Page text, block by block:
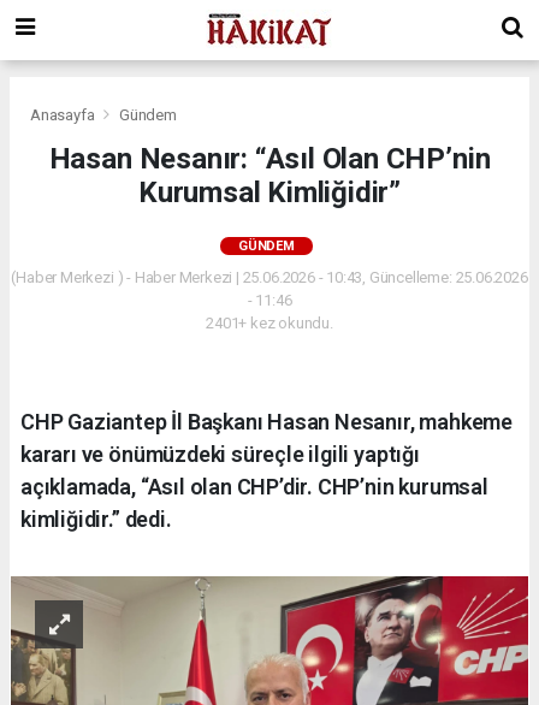
Anasayfa Gündem
Hasan Nesanır: “Asıl Olan CHP’nin
Kurumsal Kimliğidir”
GÜNDEM
(Haber Merkezi ) - Haber Merkezi | 25.06.2026 - 10:43, Güncelleme: 25.06.2026
- 11:46
2401+ kez okundu.
CHP Gaziantep İl Başkanı Hasan Nesanır, mahkeme
kararı ve önümüzdeki süreçle ilgili yaptığı
açıklamada, “Asıl olan CHP’dir. CHP’nin kurumsal
kimliğidir.” dedi.